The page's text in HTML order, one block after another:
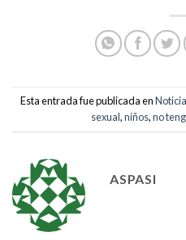
Esta entrada fue publicada en
sexual,niños,no
ASPASI